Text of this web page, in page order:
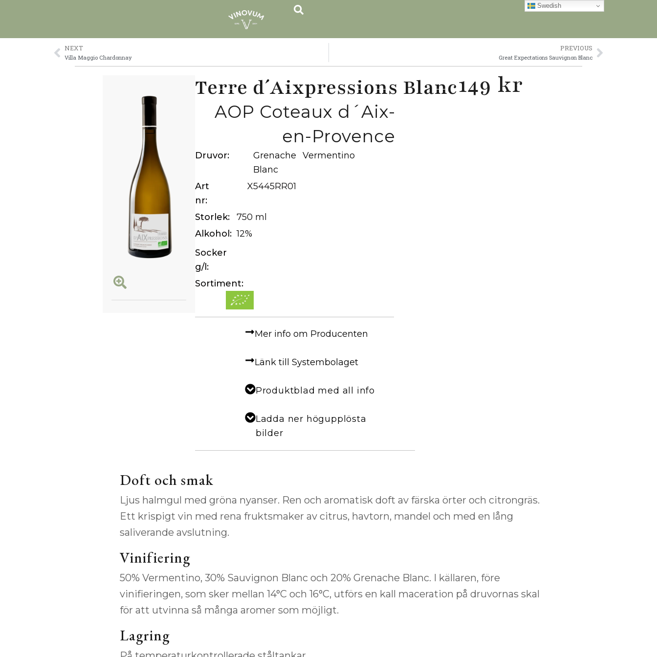
Prev
NEXT
Villa Maggio Chardonnay
PREVIOUS
Great Expectations Sauvignon BlancNext
Terre d´Aixpressions Blanc149 kr
AOP Coteaux d´Aix-
en-Provence
Druvor:
Grenache
Blanc
Vermentino
Art
nr:
X5445RR01
Storlek:
750 ml
Alkohol: 12%
Socker
g/l:
Sortiment:
Mer info om Producenten
Länk till Systembolaget
Produktblad med all info
Ladda ner högupplösta
bilder
Doft och smak
Ljus halmgul med gröna nyanser. Ren och aromatisk doft av färska örter och citrongräs.
Ett krispigt vin med rena fruktsmaker av citrus, havtorn, mandel och med en lång
saliverande avslutning.
Vinifiering
50% Vermentino, 30% Sauvignon Blanc och 20% Grenache Blanc. I källaren, före
vinifieringen, som sker mellan 14°C och 16°C, utförs en kall maceration på druvornas skal
för att utvinna så många aromer som möjligt.
Lagring
Swedish